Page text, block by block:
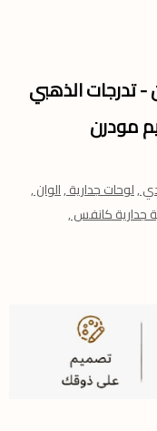
- تدرجات الذهبي
مودرن
,لوحات جدارية ,الوان ,
جدارية كانفس ,